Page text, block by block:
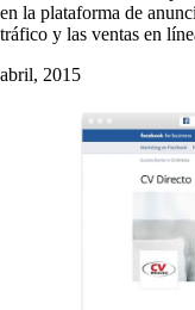
en la plataforma de
tráfico y las ventas en
abril, 2015